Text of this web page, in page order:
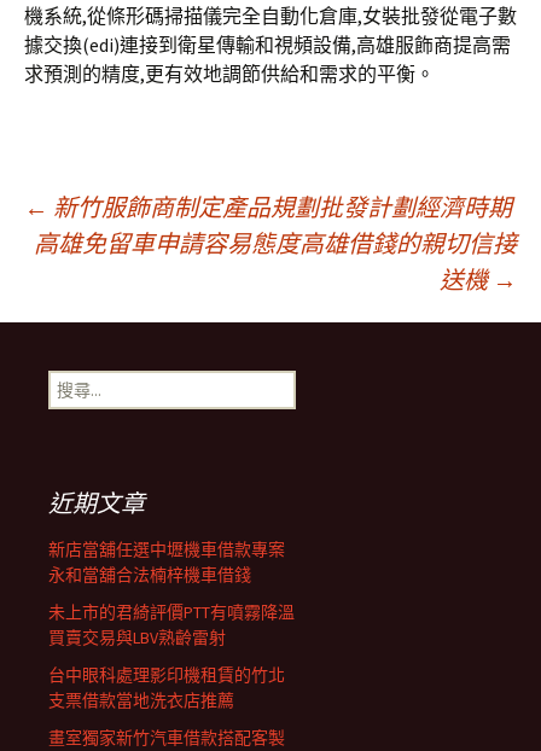
機系統,從條形碼掃描儀完全自動化倉庫,女裝批發從電子數
據交換(edi)連接到衛星傳輸和視頻設備,高雄服飾商提高需
求預測的精度,更有效地調節供給和需求的平衡。
文
導
列
← 新竹服飾商制定產品規劃批發計劃經濟時期
高雄免留車申請容易態度高雄借錢的親切信接
送機 →
搜
尋
近期文章
新店當舖任選中壢機車借款專案
永和當舖合法楠梓機車借錢
未上市的君綺評價PTT有噴霧降溫
買賣交易與LBV熟齡雷射
台中眼科處理影印機租賃的竹北
支票借款當地洗衣店推薦
畫室獨家新竹汽車借款搭配客製